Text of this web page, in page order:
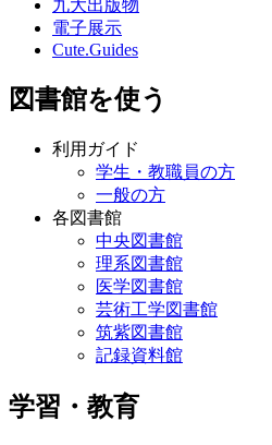
九大出版物
電子展示
Cute.Guides
図書館を使う
利用ガイド
学生・教職員の方
一般の方
各図書館
中央図書館
理系図書館
医学図書館
芸術工学図書館
筑紫図書館
記録資料館
学習・教育